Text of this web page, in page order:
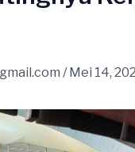
/ Mei 14,